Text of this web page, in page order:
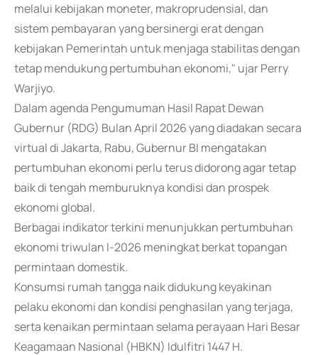
melalui kebijakan moneter, makroprudensial, dan
sistem pembayaran yang bersinergi erat dengan
kebijakan Pemerintah untuk menjaga stabilitas dengan
tetap mendukung pertumbuhan ekonomi," ujar Perry
Warjiyo.
Dalam agenda Pengumuman Hasil Rapat Dewan
Gubernur (RDG) Bulan April 2026 yang diadakan secara
virtual di Jakarta, Rabu, Gubernur BI mengatakan
pertumbuhan ekonomi perlu terus didorong agar tetap
baik di tengah memburuknya kondisi dan prospek
ekonomi global.
Berbagai indikator terkini menunjukkan pertumbuhan
ekonomi triwulan I-2026 meningkat berkat topangan
permintaan domestik.
Konsumsi rumah tangga naik didukung keyakinan
pelaku ekonomi dan kondisi penghasilan yang terjaga,
serta kenaikan permintaan selama perayaan Hari Besar
Keagamaan Nasional (HBKN) Idulfitri 1447 H.